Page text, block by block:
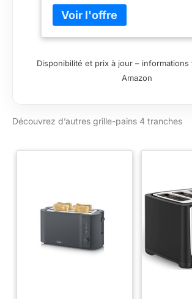
scongelamento e riscaldamento.
Abbiamo anche aggiunto 3 tipi
retrattile per riscaldare dolci,
panini, focacce, pitas e altro
【Display LCD e comandi a
un tocco per selezionare il tipo di
mantiene le impostazioni del tipo
regola automaticamente il tempo
alla temperatura interna. Lo
colorato mostra il tempo di
rimanente, in modo da poter
di sonnellino in più! 【9 niveaux de
grillage réglables】Choisissez la
de brunissement parfaite pour
Disponibilité et prix à jour –
Amazon
Découvrez d’autres grille-pains 4 tranches